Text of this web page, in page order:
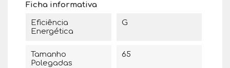
Ficha informativa
Eficiência
Energética
G
Tamanho
Polegadas
65